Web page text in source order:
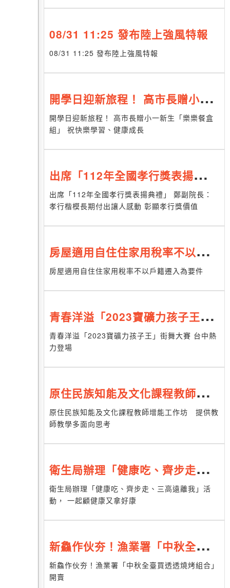
08/31 11:25 發布陸上強風特報
08/31 11:25 發布陸上強風特報
開學日迎新旅程！ 高市長贈小一
新生「樂樂餐盒組」 祝快樂學
開學日迎新旅程！ 高市長贈小一新生「樂樂餐盒
組」 祝快樂學習、健康成長
出席「112年全國孝行獎表揚典
禮」 鄭副院長：孝行楷模長期付
出席「112年全國孝行獎表揚典禮」 鄭副院長：
孝行楷模長期付出讓人感動 彰顯孝行獎價值
房屋適用自住住家用稅率不以戶籍
遷入為要件
房屋適用自住住家用稅率不以戶籍遷入為要件
青春洋溢「2023寶礦力孩子王」
街舞大賽 台中熱力登場
青春洋溢「2023寶礦力孩子王」街舞大賽 台中熱
力登場
原住民族知能及文化課程教師增能
工作坊 提供教師教學多面向思考
原住民族知能及文化課程教師增能工作坊 提供教
師教學多面向思考
衛生局辦理「健康吃、齊步走、三
高遠離我」活動， 一起顧健康又
衛生局辦理「健康吃、齊步走、三高遠離我」活
動， 一起顧健康又拿好康
新鱻作伙夯！漁業署「中秋全臺買
透透燒烤組合」開賣
新鱻作伙夯！漁業署「中秋全臺買透透燒烤組合」
開賣